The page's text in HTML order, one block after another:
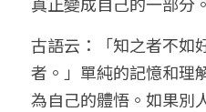
古語云：「知之者不如
者。」單純的記憶和理
為自己的體悟。如果別